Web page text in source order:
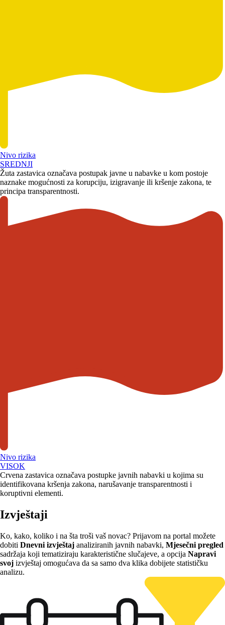
Nivo rizika
SREDNJI
Žuta zastavica označava postupak javne u nabavke u kom postoje
naznake mogućnosti za korupciju, izigravanje ili kršenje zakona, te
principa transparentnosti.
Nivo rizika
VISOK
Crvena zastavica označava postupke javnih nabavki u kojima su
identifikovana kršenja zakona, narušavanje transparentnosti i
koruptivni elementi.
Izvještaji
Ko, kako, koliko i na šta troši vaš novac? Prijavom na portal možete
dobiti Dnevni izvještaj analiziranih javnih nabavki, Mjesečni pregled
sadržaja koji tematiziraju karakteristične slučajeve, a opcija Napravi
svoj izvještaj omogućava da sa samo dva klika dobijete statističku
analizu.